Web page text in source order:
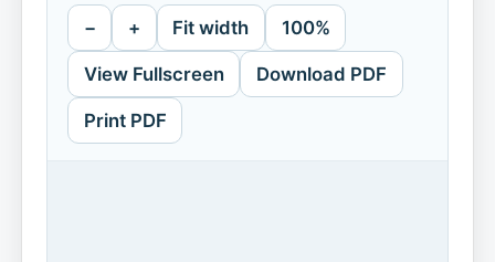
− + Fit width 100%
View Fullscreen Download PDF
Print PDF